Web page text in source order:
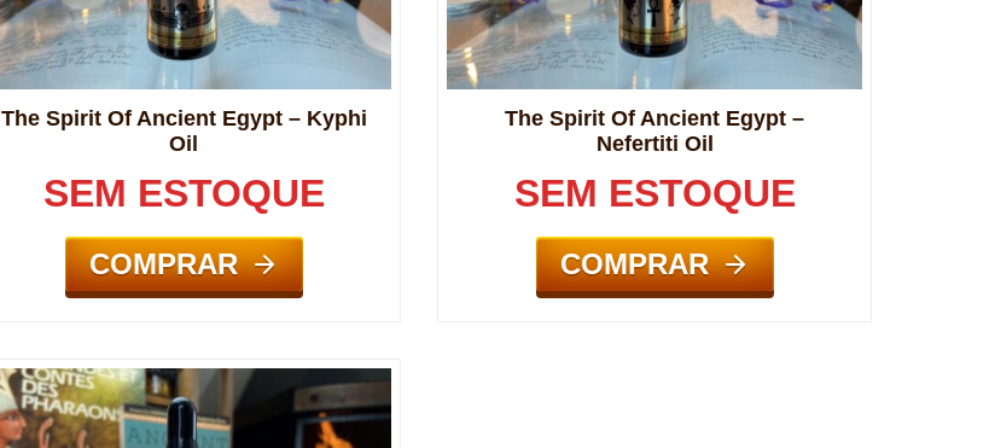
The Spirit Of Ancient Egypt – Kyphi
Oil
SEM ESTOQUE
COMPRAR
The Spirit Of Ancient Egypt –
Nefertiti Oil
SEM ESTOQUE
COMPRAR